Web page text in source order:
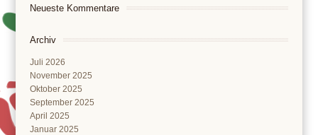
Neueste Kommentare
Archiv
Juli 2026
November 2025
Oktober 2025
September 2025
April 2025
Januar 2025